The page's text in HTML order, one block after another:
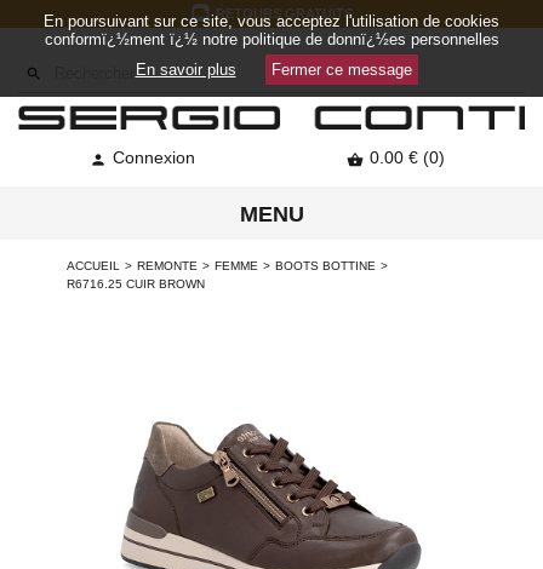
RETOURS GRATUITS

 Connexion  0.00 € (0)
MENU
ACCUEIL REMONTE FEMME
BOOTS BOTTINE
R6716.25 CUIR BROWN
En poursuivant sur ce site, vous acceptez l'utilisation de cookies
conformï¿½ment ï¿½ notre politique de donnï¿½es personnelles
En savoir plus
Fermer ce message